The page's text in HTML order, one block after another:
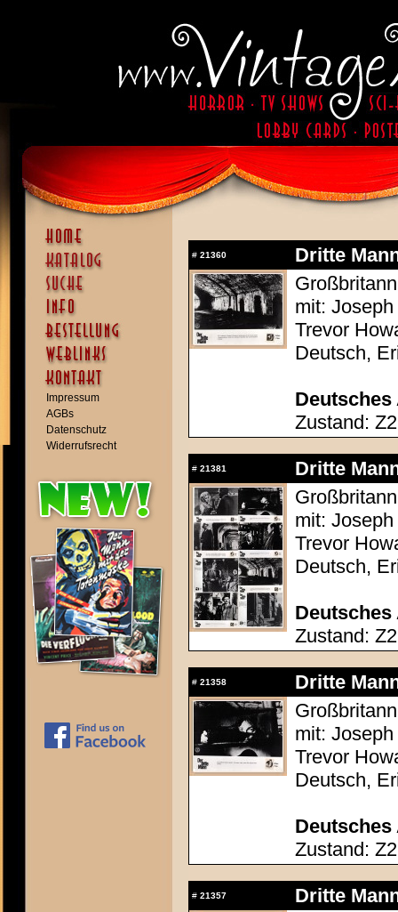
Impressum
AGBs
Datenschutz
Widerrufsrecht
# 21360
Dritte
mit:
Trevor
Deutsch,
Deutsches
Zustand: Z2
# 21381
Dritte
mit:
Trevor
Deutsch,
Deutsches
Zustand: Z2
# 21358
Dritte
mit:
Trevor
Deutsch,
Deutsches
Zustand: Z2
# 21357
Dritte